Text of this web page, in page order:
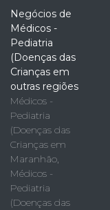
Negócios de
Médicos -
Pediatria
(Doenças das
Crianças em
outras regiões
Médicos -
Pediatria
(Doenças das
Crianças em
Maranhão,
Médicos -
Pediatria
(Doenças das